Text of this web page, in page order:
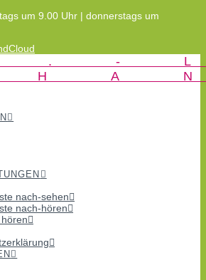
um 9.00 Uhr | donnerstags um
nach-sehen
nach-hören